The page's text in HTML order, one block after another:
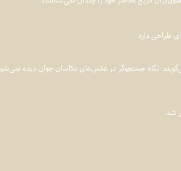
طراحی دارد
نگاه جستجوگر در عکس‌های عکاسان جوان دیده
شد